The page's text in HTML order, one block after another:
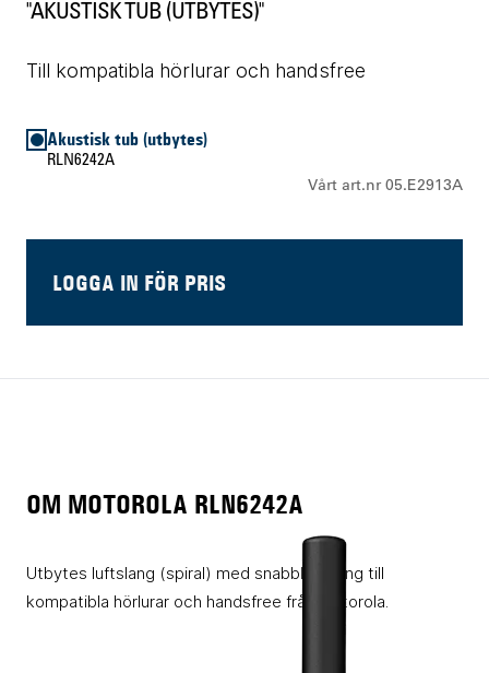
"AKUSTISK TUB (UTBYTES)"
Till kompatibla hörlurar och handsfree
Akustisk tub (utbytes)
RLN6242A
Vårt art.nr 05.E2913A
LOGGA IN FÖR PRIS
OM MOTOROLA RLN6242A
Utbytes luftslang (spiral) med snabbkoppling till
kompatibla hörlurar och handsfree från Motorola.